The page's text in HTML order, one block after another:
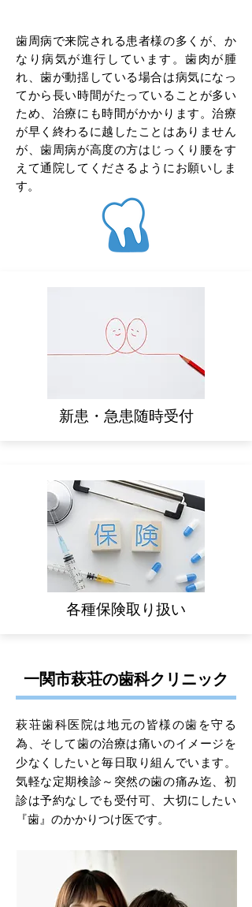
歯周病で来院される患者様の多くが、か
なり病気が進行しています。歯肉が腫
れ、歯が動揺している場合は病気になっ
てから長い時間がたっていることが多い
ため、治療にも時間がかかります。治療
が早く終わるに越したことはありません
が、歯周病が高度の方はじっくり腰をす
えて通院してくださるようにお願いしま
す。
​新患・急患随時受付
​各種保険取り扱い
一関市萩荘の歯科クリニック
萩荘歯科医院は地元の皆様の歯を守る
為、そして歯の治療は痛いのイメージを
少なくしたいと毎日取り組んでいます。
気軽な定期検診～突然の歯の痛み迄、初
診は予約なしでも受付可、大切にしたい
『歯』のかかりつけ医です。​